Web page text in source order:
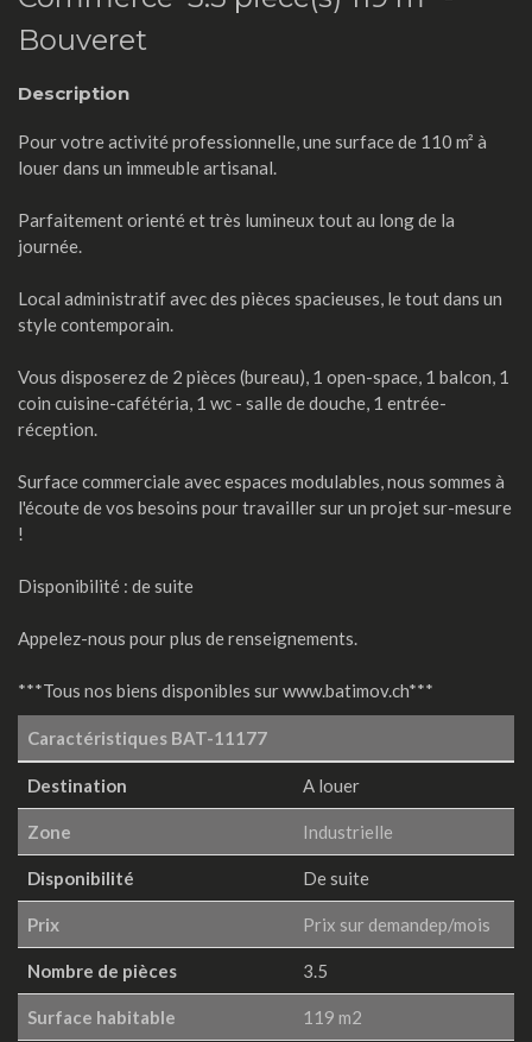
Bouveret
Description
Pour votre activité professionnelle, une surface de 110 m² à
louer dans un immeuble artisanal.
Parfaitement orienté et très lumineux tout au long de la
journée.
Local administratif avec des pièces spacieuses, le tout dans un
style contemporain.
Vous disposerez de 2 pièces (bureau), 1 open-space, 1 balcon, 1
coin cuisine-cafétéria, 1 wc - salle de douche, 1 entrée-
réception.
Surface commerciale avec espaces modulables, nous sommes à
l'écoute de vos besoins pour travailler sur un projet sur-mesure
!
Disponibilité : de suite
Appelez-nous pour plus de renseignements.
***Tous nos biens disponibles sur www.batimov.ch***
Caractéristiques BAT-11177
Destination A louer
Zone Industrielle
Disponibilité De suite
Prix Prix sur demandep/mois
Nombre de pièces 3.5
Surface habitable 119 m2